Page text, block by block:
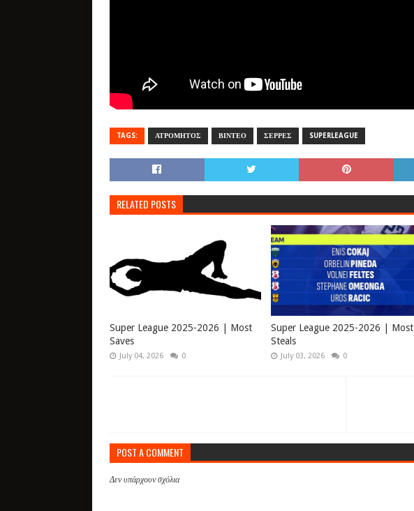
TAGS: ΑΤΡΟΜΗΤΟΣ ΒΙΝΤΕΟ ΣΕΡΡΕΣ SUPERLEAGUE
RELATED POSTS
Super League 2025-2026 | Most
Saves
July 04, 2026 0
Super League 2025-2026 | Most
Steals
July 03, 2026 0
POST A COMMENT
Δεν υπάρχουν σχόλια